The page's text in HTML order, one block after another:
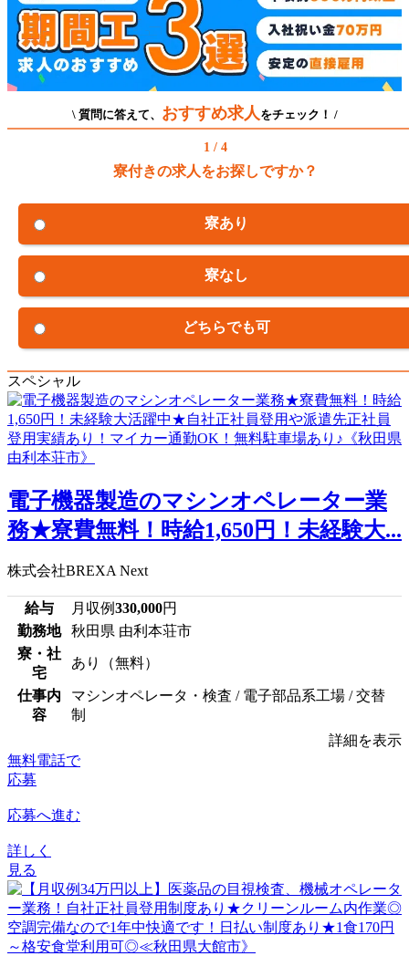
\ 質問に答えて、 おすすめ求人 をチェック！ /
1 / 4
寮付きの求人をお探しですか？
寮あり
寮なし
どちらでも可
スペシャル
電子機器製造のマシンオペレーター業
務★寮費無料！時給1,650円！未経験大...
株式会社BREXA Next
給与 月収例330,000円
勤務地
秋田県 由利本荘市
寮・社
宅
あり（無料）
仕事内
容
マシンオペレータ・検査 / 電子部品系工場 / 交替
制
詳細を表示
無料電話で
応募
応募へ進む
詳しく
見る